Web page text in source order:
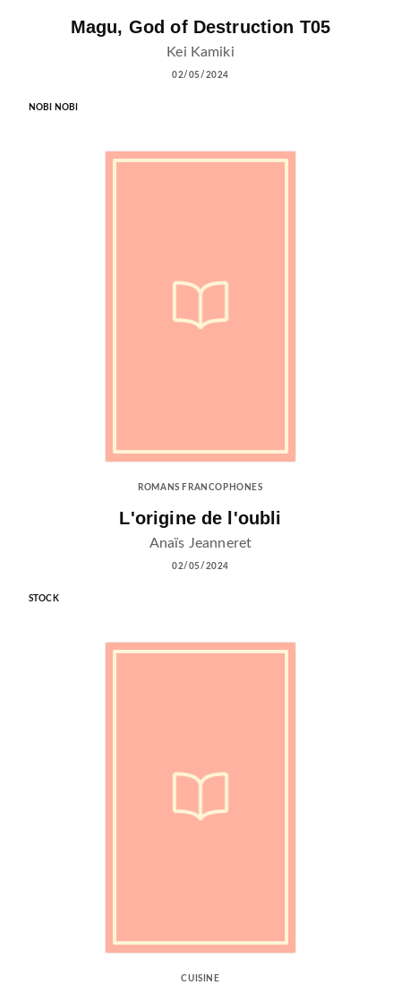
Magu, God of Destruction T05
Kei Kamiki
02/05/2024
NOBI NOBI
ROMANS FRANCOPHONES
L'origine de l'oubli
Anaïs Jeanneret
02/05/2024
STOCK
CUISINE